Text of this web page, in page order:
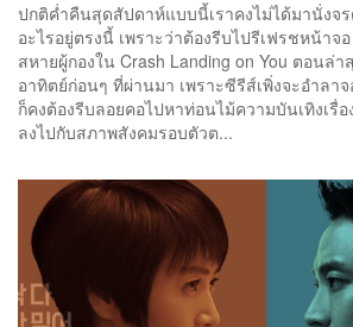
ปกติค่ำคืนสุดสัปดาห์แบบนี้เราคงไม่ได้มานั่งจร
อะไรอยู่ตรงนี้ เพราะว่าต้องรีบไปรีเฟรชหน้าจ
สหายผู้กองใน Crash Landing on You ตอนล่
อาทิตย์ก่อนๆ ที่ผ่านมา เพราะซีรีส์เพิ่งจะอำลา
ก็คงต้องรีบลอยคอไปหาท่อนไม้ความบันเทิงเรื่
ลงไปกับสภาพสังคมรอบตัวต...